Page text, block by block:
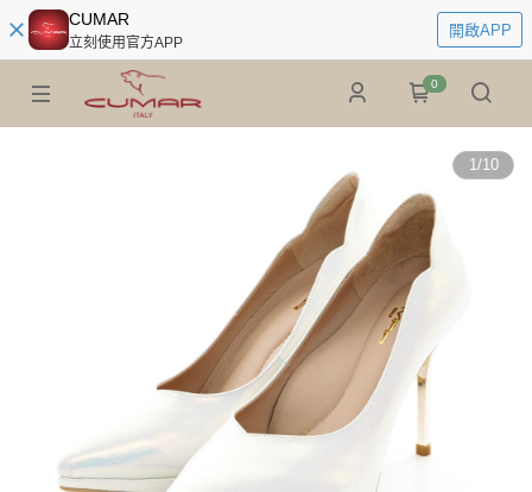
CUMAR
立刻使用官方APP
開啟APP
0
1/10